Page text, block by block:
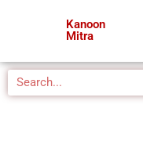
Kanoon
Mitra